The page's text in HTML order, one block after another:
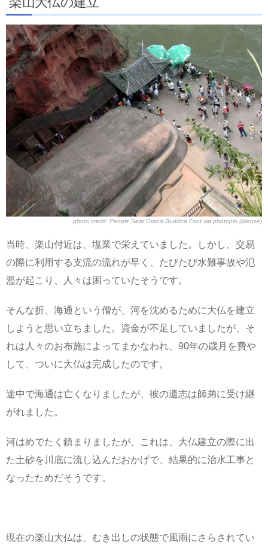
photo credit: People Near Grand Buddha Foot via photopin (license)
当時、楽山付近は、塩業で栄えていました。しかし、交易
の際に利用する支流の流れが早く、たびたび水難事故や氾
濫が起こり、人々は困っていたそうです。
そんな折、海通という僧が、河を沈めるために大仏を建立
しようと思い立ちました。資金が不足していましたが、そ
れは人々のお布施によってまかなわれ、90年の歳月を費や
して、ついに大仏は完成したのです。
途中で海通は亡くなりましたが、彼の遺志は師弟に受け継
がれました。
河はめでたく鎮まりましたが、これは、大仏建立の際に出
た土砂を川底に流し込んだおかげで、結果的に治水工事と
なったためだそうです。
現在の楽山大仏は、むき出しの状態で風雨にさらされてい